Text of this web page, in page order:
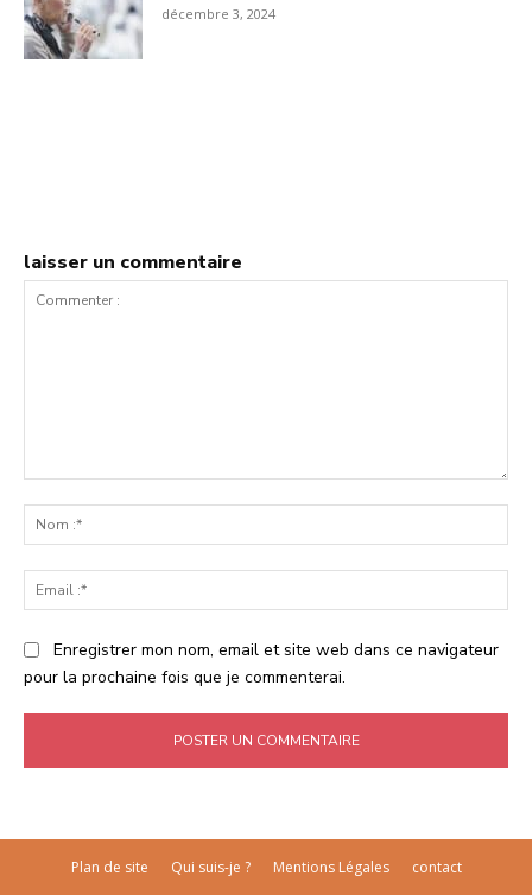
décembre 3, 2024
laisser un commentaire
:*
:*
Enregistrer mon nom, email et site web dans ce navigateur
pour la prochaine fois que je commenterai.
Plan de site Qui suis-je ? Mentions Légales contact